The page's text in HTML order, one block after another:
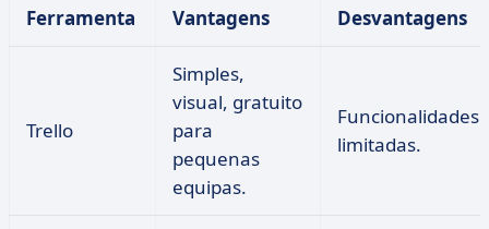
Ferramenta Vantagens Desvantagens
Trello
Simples,
visual, gratuito
para
pequenas
equipas.
Funcionalidades
limitadas.